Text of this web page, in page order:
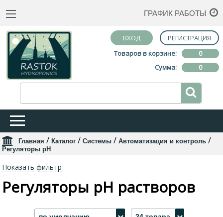
ГРАФИК РАБОТЫ
ВХОД
РЕГИСТРАЦИЯ
Товаров в корзине:
0
Сумма:
0
Главная / Каталог / Системы / Автоматизация и контроль /
Регуляторы pH
Показать фильтр
Регуляторы pH растворов